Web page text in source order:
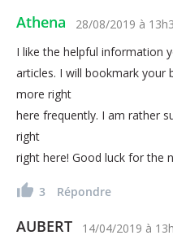
Athena 28/08/2019 à
I like the helpful information
articles. I will bookmark your
more right
here frequently. I am rather
right
right here! Good luck for the
3 Répondre
AUBERT 14/04/2019 à